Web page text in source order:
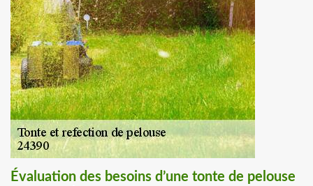
Évaluation des besoins d’une tonte de pelouse